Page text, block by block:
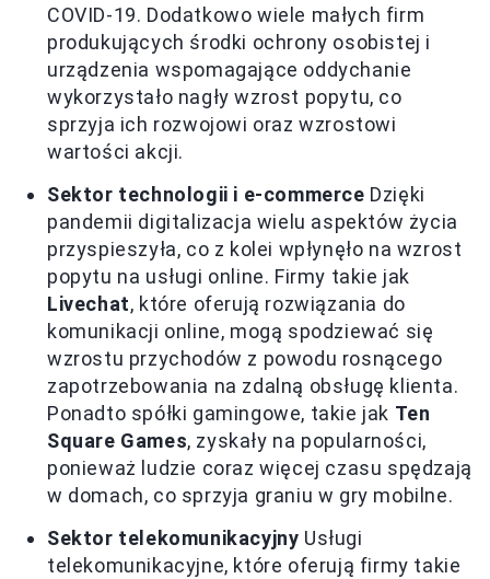
COVID-19. Dodatkowo wiele małych firm
produkujących środki ochrony osobistej i
urządzenia wspomagające oddychanie
wykorzystało nagły wzrost popytu, co
sprzyja ich rozwojowi oraz wzrostowi
wartości akcji.
Sektor technologii i e-commerce Dzięki
pandemii digitalizacja wielu aspektów życia
przyspieszyła, co z kolei wpłynęło na wzrost
popytu na usługi online. Firmy takie jak
Livechat, które oferują rozwiązania do
komunikacji online, mogą spodziewać się
wzrostu przychodów z powodu rosnącego
zapotrzebowania na zdalną obsługę klienta.
Ponadto spółki gamingowe, takie jak Ten
Square Games, zyskały na popularności,
ponieważ ludzie coraz więcej czasu spędzają
w domach, co sprzyja graniu w gry mobilne.
Sektor telekomunikacyjny Usługi
telekomunikacyjne, które oferują firmy takie